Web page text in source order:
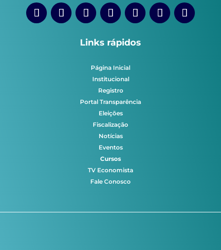
Links rápidos
Página Inicial
Institucional
Registro
Portal Transparência
Eleições
Fiscalização
Notícias
Eventos
Cursos
TV Economista
Fale Conosco